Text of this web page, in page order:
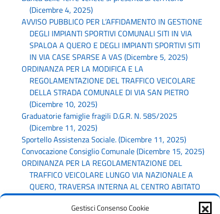
Gestisci Consenso Cookie
(Dicembre 4, 2025)
AVVISO PUBBLICO PER L’AFFIDAMENTO IN GESTIONE
DEGLI IMPIANTI SPORTIVI COMUNALI SITI IN VIA
SPALOA A QUERO E DEGLI IMPIANTI SPORTIVI SITI
IN VIA CASE SPARSE A VAS (Dicembre 5, 2025)
ORDINANZA PER LA MODIFICA E LA
REGOLAMENTAZIONE DEL TRAFFICO VEICOLARE
DELLA STRADA COMUNALE DI VIA SAN PIETRO
(Dicembre 10, 2025)
Graduatorie famiglie fragili D.G.R. N. 585/2025
(Dicembre 11, 2025)
Sportello Assistenza Sociale. (Dicembre 11, 2025)
Convocazione Consiglio Comunale (Dicembre 15, 2025)
ORDINANZA PER LA REGOLAMENTAZIONE DEL
TRAFFICO VEICOLARE LUNGO VIA NAZIONALE A
QUERO, TRAVERSA INTERNA AL CENTRO ABITATO
DELLA S.P. 21 “DI QUERO”, AL KM 1+300 (Dicembre